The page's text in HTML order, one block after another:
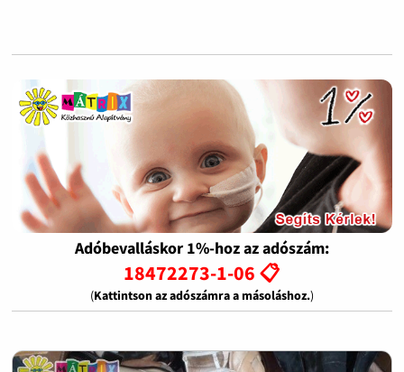
Adóbevalláskor 1%-hoz az adószám:
18472273-1-06 📋
(Kattintson az adószámra a másoláshoz.)